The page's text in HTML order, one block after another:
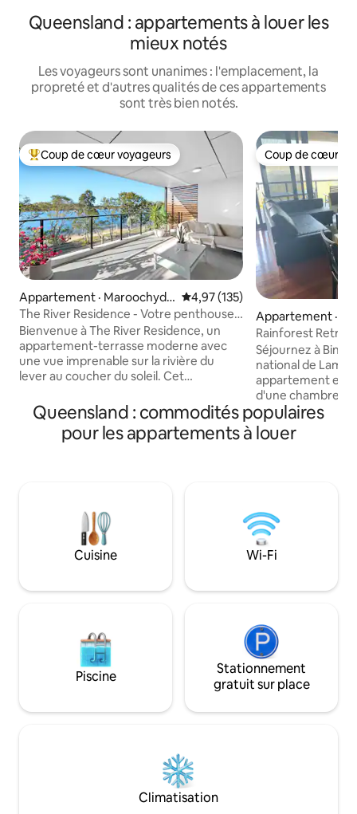
Queensland : appartements à louer les
mieux notés
Les voyageurs sont unanimes : l'emplacement, la
propreté et d'autres qualités de ces appartements
sont très bien notés.
Coup de cœur voyageurs parmi les plus aimés
Coup de cœur voyageurs
Appartement · Maroochydo
re
Note moyenne de 4,97 sur 5,
4,97 (135)
The River Residence - Votre penthouse
au bord de l'eau
Bienvenue à The River Residence, un
appartement-terrasse moderne avec
une vue imprenable sur la rivière du
lever au coucher du soleil. Cet
haut de gamme, d'équipements de
cuisine complets et d'un mobilier
amélioré pour un séjour élégant et
bord de la rivière, parfait pour les
amateurs d'exercice et les amoureux de
la rivière. Faites de cette retraite
luxueuse votre base pour explorer la
Coup de cœur
Coup de cœur
Appartement ·
Rainforest
appartement
Séjournez à
national de
appartement
d'une chambre
équipée, d'une
balcon avec
spa. Des vues spectaculaires sur la vallée
nivelées donnant
spectaculaires,
grottes. Ou détendez-vous simplement
et prenez un
Queensland : commodités populaires
pour les appartements à louer
Cuisine Wi-Fi
Piscine
Stationnement
gratuit sur place
Climatisation